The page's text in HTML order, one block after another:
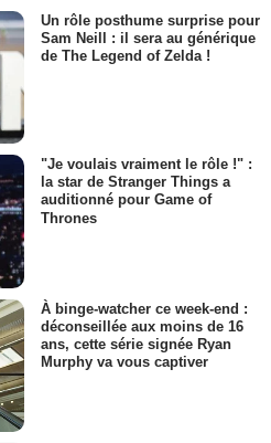
Un rôle posthume surprise pour
Sam Neill : il sera au générique
de The Legend of Zelda !
"Je voulais vraiment le rôle !" :
la star de Stranger Things a
auditionné pour Game of
Thrones
À binge-watcher ce week-end :
déconseillée aux moins de 16
ans, cette série signée Ryan
Murphy va vous captiver